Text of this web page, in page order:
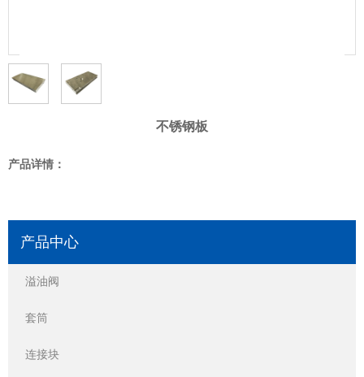
不锈钢板
产品详情：
产品中心
溢油阀
套筒
连接块